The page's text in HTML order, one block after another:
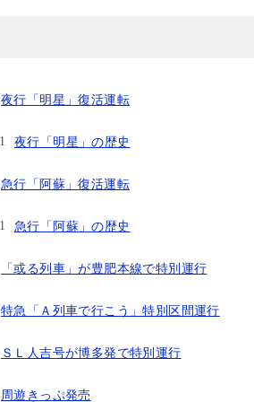
夜行「明星」復活運転
夜行「明星」の歴史
急行「阿蘇」復活運転
急行「阿蘇」の歴史
「或る列車」が豊肥本線で特別運行
特急「Ａ列車で行こう」特別区間運行
ＳＬ人吉号が博多発で特別運行
周遊きっぷ発売